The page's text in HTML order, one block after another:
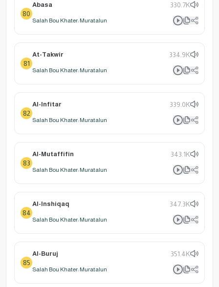
80
Abasa 330.7K
Salah Bou Khater: Muratalun
81
At-Takwir 334.9K
Salah Bou Khater: Muratalun
82
Al-Infitar 339.0K
Salah Bou Khater: Muratalun
83
Al-Mutaffifin 343.1K
Salah Bou Khater: Muratalun
84
Al-Inshiqaq 347.3K
Salah Bou Khater: Muratalun
85
Al-Buruj 351.4K
Salah Bou Khater: Muratalun